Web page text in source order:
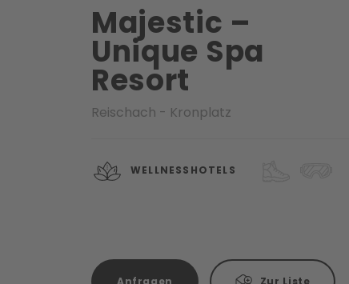
Majestic –
Unique Spa
Resort
Reischach - Kronplatz
WELLNESSHOTELS
Anfragen Zur Liste